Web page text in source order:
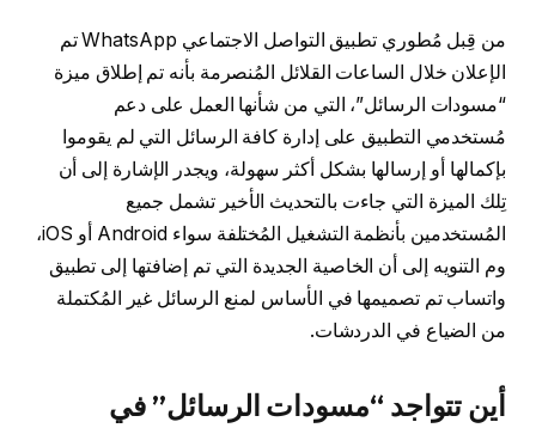
من قِبل مُطوري تطبيق التواصل الاجتماعي WhatsApp تم
الإعلان خلال الساعات القلائل المُنصرمة بأنه تم إطلاق ميزة
“مسودات الرسائل”، التي من شأنها العمل على دعم
مُستخدمي التطبيق على إدارة كافة الرسائل التي لم يقوموا
بإكمالها أو إرسالها بشكل أكثر سهولة، ويجدر الإشارة إلى أن
تِلك الميزة التي جاءت بالتحديث الأخير تشمل جميع
المُستخدمين بأنظمة التشغيل المُختلفة سواء Android أو iOS،
وم التنويه إلى أن الخاصية الجديدة التي تم إضافتها إلى تطبيق
واتساب تم تصميمها في الأساس لمنع الرسائل غير المُكتملة
من الضياع في الدردشات.
أين تتواجد “مسودات الرسائل” في